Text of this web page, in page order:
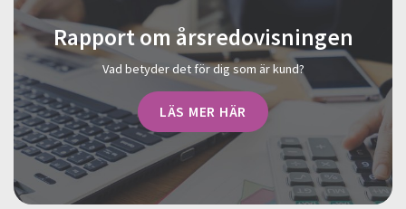
Rapport om årsredovisningen
Vad betyder det för dig som är kund?
LÄS MER HÄR